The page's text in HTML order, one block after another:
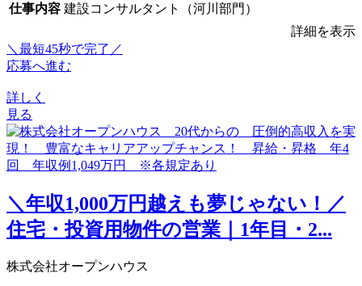
仕事内容 建設コンサルタント（河川部門）
詳細を表示
＼最短45秒で完了／
応募へ進む
詳しく
見る
＼年収1,000万円越えも夢じゃない！／
住宅・投資用物件の営業｜1年目・2...
株式会社オープンハウス